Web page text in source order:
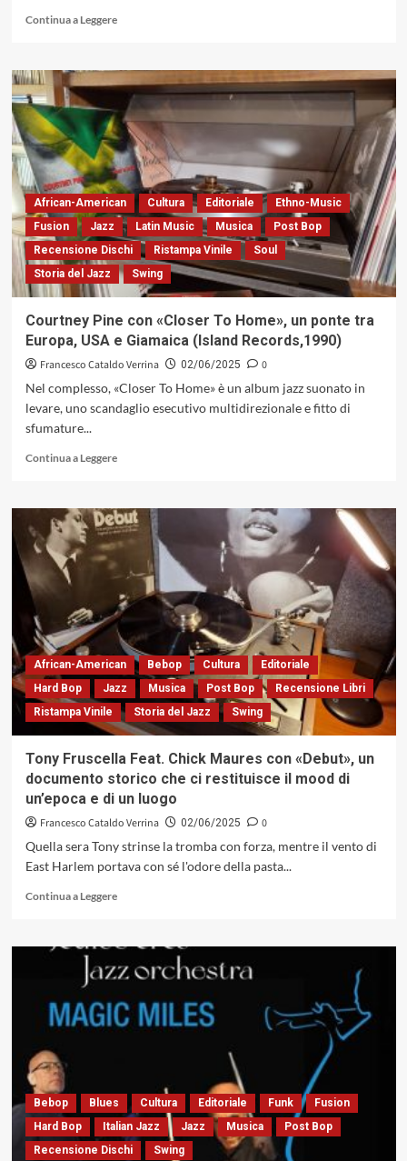
un
Maurizio
Caldura
Núñez
(Caligola
Records,
2025)
Continua a LeggereLeggi
su
Eric
Scott
Reed
con
«Out
Late»,
cento
sfumature
notturne
di
jazz
a
presa
(Smoke
Sessions
Records,
African-American Cultura Editoriale
Ethno-Music
Fusion
Jazz Latin Music Musica
Post Bop
Recensione Dischi
Ristampa Vinile
Soul
Storia del Jazz
Swing
Courtney Pine con «Closer To Home», un ponte tra
Europa, USA e Giamaica (Island Records,1990)
Francesco Cataldo Verrina 02/06/2025
0
Nel complesso, «Closer To Home» è un album jazz suonato in
levare, uno scandaglio esecutivo multidirezionale e fitto di
sfumature...
Continua a LeggereLeggi
su
Courtney
Pine
«Closer
To
Home»,
un
ponte
tra
Europa,
USA
e
Giamaica
Records,1990)
African-American Bebop Cultura
Editoriale
Hard Bop
Jazz Musica Post Bop
Recensione Libri
Ristampa Vinile
Storia del Jazz Swing
Tony Fruscella Feat. Chick Maures con «Debut», un
documento storico che ci restituisce il mood di
un’epoca e di un luogo
Francesco Cataldo Verrina 02/06/2025
0
Quella sera Tony strinse la tromba con forza, mentre il vento di
East Harlem portava con sé l'odore della pasta...
Continua a LeggereLeggi
su
Tony
Fruscella
Feat.
Chick
Maures
documento
storico
che
ci
Bebop Blues Cultura Editoriale Funk
Fusion
Hard Bop
Italian Jazz Jazz Musica
Post Bop
Recensione Dischi
Swing